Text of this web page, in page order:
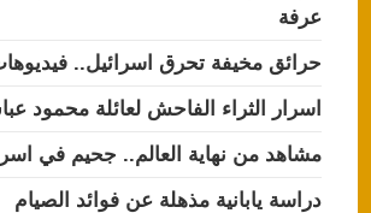
عرفة
حرائق مخيفة تحرق اسرائيل..
اسرار الثراء الفاحش لعائلة محمود
مشاهد من نهاية العالم.. جحيم في
دراسة يابانية مذهلة عن فوائد الصيام